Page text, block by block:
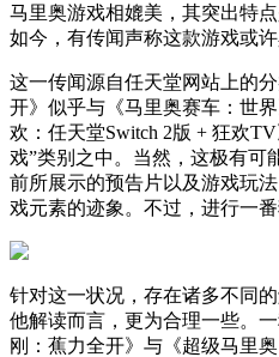
马里奥游戏相媲美，其突出特
如今，有传闻声称这款游戏或许
这一传闻源自任天堂网站上的
开》似乎与《马里奥赛车：世
欢：任天堂Switch 2版 + 狂欢
戏”类别之中。当然，这极有可
前所展示的预告片以及游戏玩
戏元素的迹象。不过，进行一
针对这一状况，存在诸多不同
他解读而言，更为合理一些。
刚：蕉力全开》与《超级马里